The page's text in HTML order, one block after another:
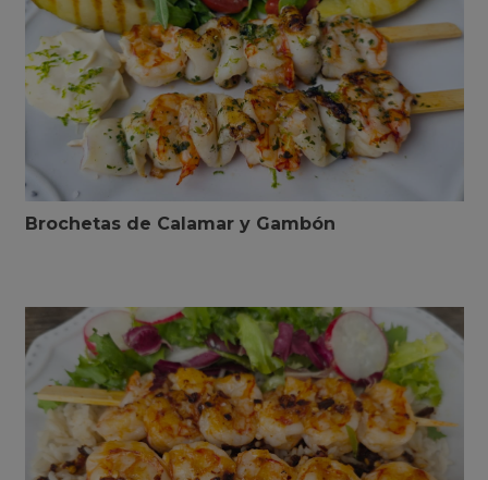
Brochetas de Calamar y Gambón